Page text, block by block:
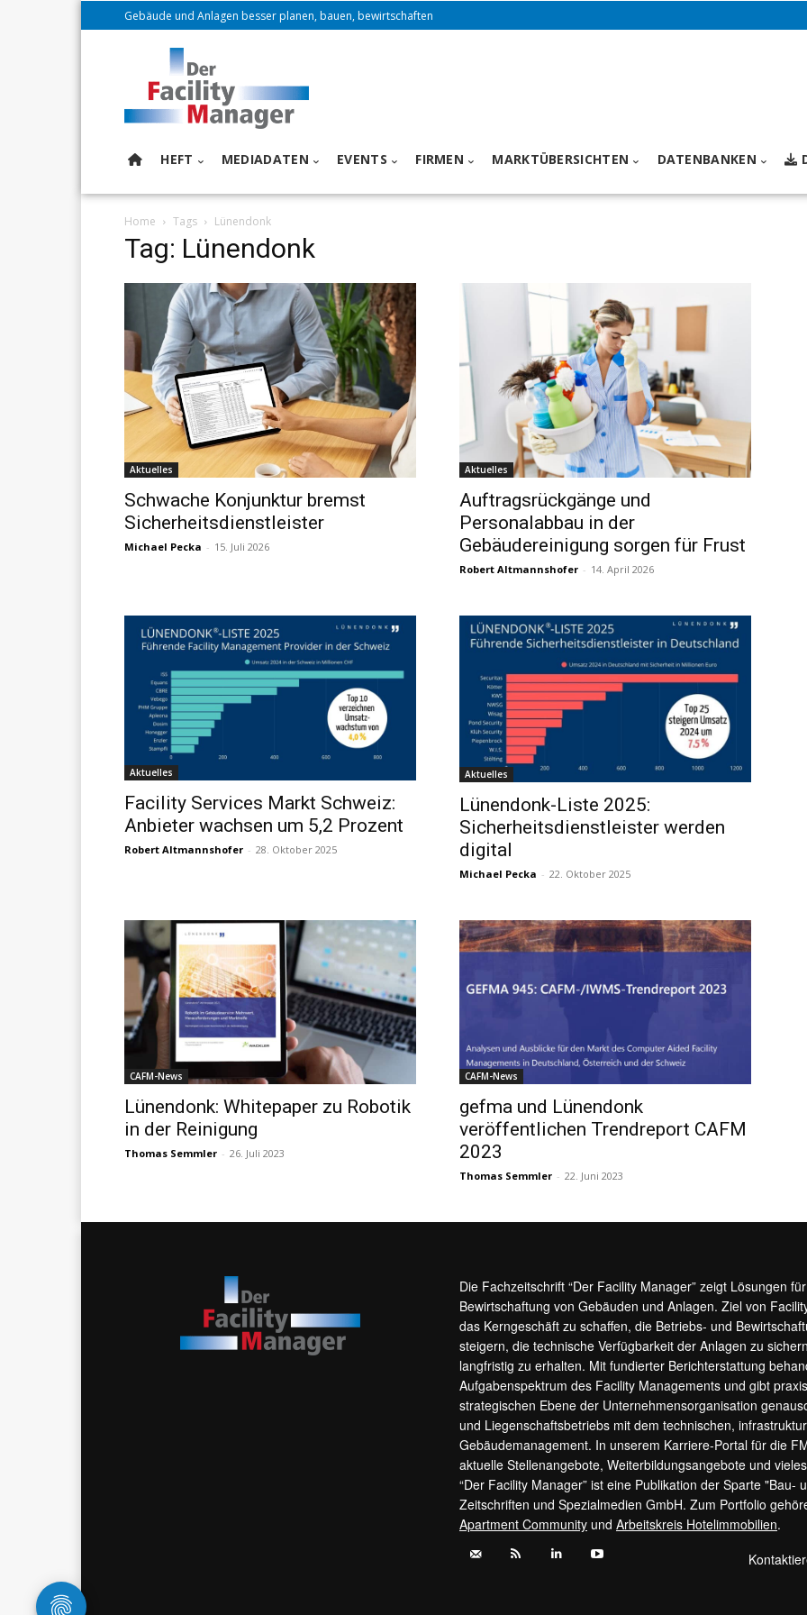
Gebäude und Anlagen besser planen, bauen, bewirtschaften
HEFT MEDIADATEN EVENTS FIRMEN MARKTÜBERSICHTEN DATENBANKEN
Home Tags Lünendonk
Tag: Lünendonk
Aktuelles
Schwache Konjunktur bremst
Sicherheitsdienstleister
Michael Pecka - 15. Juli 2026
Aktuelles
Auftragsrückgänge und
Personalabbau in der
Gebäudereinigung sorgen für Frust
Robert Altmannshofer - 14. April 2026
Aktuelles
Facility Services Markt Schweiz:
Anbieter wachsen um 5,2 Prozent
Robert Altmannshofer - 28. Oktober 2025
Aktuelles
Lünendonk-Liste 2025:
Sicherheitsdienstleister werden
digital
Michael Pecka - 22. Oktober 2025
CAFM-News
Lünendonk: Whitepaper zu Robotik
in der Reinigung
Thomas Semmler - 26. Juli 2023
CAFM-News
gefma und Lünendonk
veröffentlichen Trendreport CAFM
2023
Thomas Semmler - 22. Juni 2023
Die Fachzeitschrift “Der Facility Manager” zeigt Lösungen
Bewirtschaftung von Gebäuden und Anlagen. Ziel von
das Kerngeschäft zu schaffen, die Betriebs- und
steigern, die technische Verfügbarkeit der Anlagen zu
langfristig zu erhalten. Mit fundierter Berichterstattung
Aufgabenspektrum des Facility Managements und gibt
strategischen Ebene der Unternehmensorganisation
und Liegenschaftsbetriebs mit dem technischen,
Gebäudemanagement. In unserem Karriere-Portal für die
aktuelle Stellenangebote, Weiterbildungsangebote und
“Der Facility Manager” ist eine Publikation der Sparte "Bau-
Zeitschriften und Spezialmedien GmbH. Zum Portfolio
Apartment Community und Arbeitskreis Hotelimmobilien.